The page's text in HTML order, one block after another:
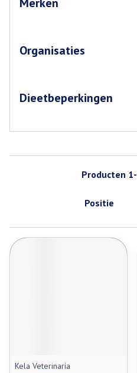
Organisaties
Dieetbeperkingen
Producten 1-
Sorteer op:
Kela Veterinaria